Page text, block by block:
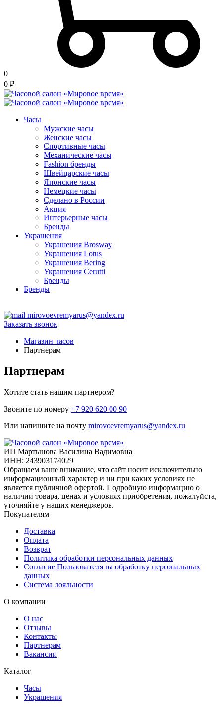
0
0 ₽
Часы
Мужские часы
Женские часы
Спортивные часы
Механические часы
Fashion бренды
Швейцарские часы
Японские часы
Немецкие часы
Сделано в России
Акция
Интерьерные часы
Бренды
Украшения
Украшения Brosway
Украшения Lotus
Украшения Bering
Украшения Cerutti
Бренды
Бренды
mirovoevremyarus@yandex.ru
Заказать звонок
Магазин часов
Партнерам
Партнерам
Хотите стать нашим партнером?
Звоните по номеру +7 920 620 00 90
Или напишите на почту mirovoevremyarus@yandex.ru
ИП Мартынова Василина Вадимовна
ИНН: 243903174029
Обращаем ваше внимание, что сайт носит исключительно
информационный характер и ни при каких условиях не
является публичной офертой. Подробную информацию о
наличии товара, ценах и условиях приобретения, пожалуйста,
уточняйте у наших менеджеров.
Покупателям
Доставка
Оплата
Возврат
Политика обработки персональных данных
Согласие Пользователя на обработку персональных
данных
Система лояльности
О компании
О нас
Отзывы
Контакты
Партнерам
Вакансии
Каталог
Часы
Украшения